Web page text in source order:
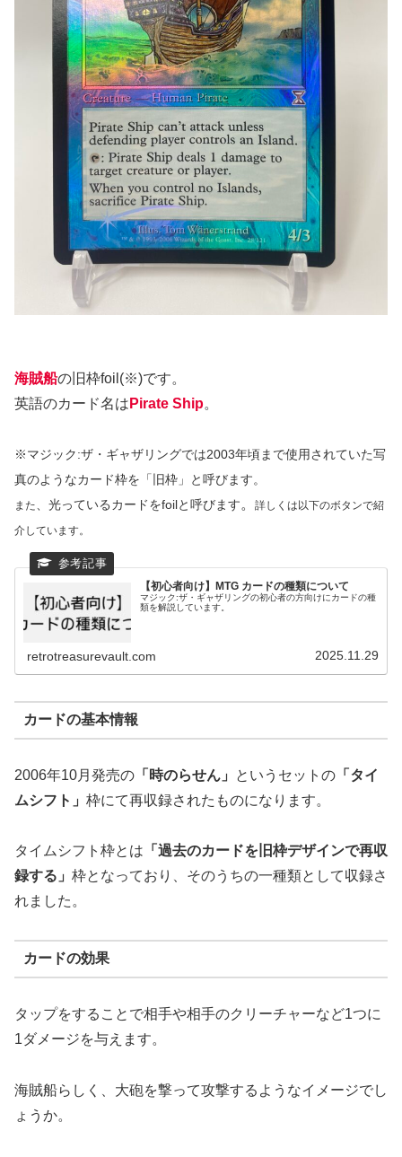
海賊船の旧枠foil(※)です。
英語のカード名は Pirate Ship。
※マジック:ザ・ギャザリングでは2003年頃まで使用されていた写
真のようなカード枠を「旧枠」と呼びます。
また 、光っているカードをfoilと呼びます。
詳しくは以下のボタンで紹
介しています。
【初心者向け】MTG カードの種類について
マジック:ザ・ギャザリングの初心者の方向けにカードの種
類を解説しています。
retrotreasurevault.com 2025.11.29
カードの基本情報
2006年10月発売の 「時のらせん」 というセットの 「タイ
ムシフト」 枠にて再収録されたものになります。
タイムシフト枠とは 「過去のカードを旧枠デザインで再収
録する」 枠となっており、そのうちの一種類として収録さ
れました。
カードの効果
タップをすることで相手や相手のクリーチャーなど1つに
1ダメージを与えます。
海賊船らしく、大砲を撃って攻撃するようなイメージでし
ょうか。